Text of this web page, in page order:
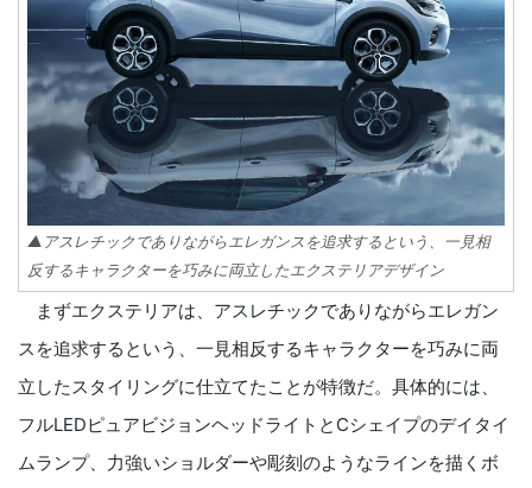
▲アスレチックでありながらエレガンスを追求するという、一見相
反するキャラクターを巧みに両立したエクステリアデザイン
まずエクステリアは、アスレチックでありながらエレガン
スを追求するという、一見相反するキャラクターを巧みに両
立したスタイリングに仕立てたことが特徴だ。具体的には、
フルLEDピュアビジョンヘッドライトとCシェイプのデイタイ
ムランプ、力強いショルダーや彫刻のようなラインを描くボ